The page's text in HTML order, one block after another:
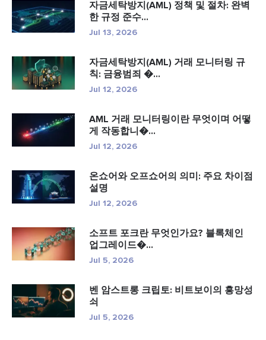
자금세탁방지(AML) 정책 및 절차: 완벽
한 규정 준수...
Jul 13, 2026
자금세탁방지(AML) 거래 모니터링 규
칙: 금융범죄 �...
Jul 12, 2026
AML 거래 모니터링이란 무엇이며 어떻
게 작동합니�...
Jul 12, 2026
온쇼어와 오프쇼어의 의미: 주요 차이점
설명
Jul 12, 2026
소프트 포크란 무엇인가요? 블록체인
업그레이드�...
Jul 5, 2026
벤 암스트롱 크립토: 비트보이의 흥망성
쇠
Jul 5, 2026